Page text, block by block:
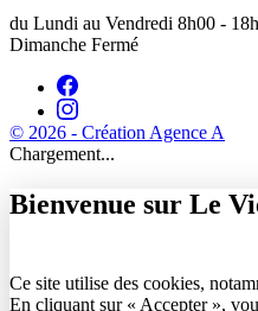
du Lundi au Vendredi 8h00 -
Dimanche Fermé
© 2026 - Création Agence A
Chargement...
Bienvenue sur Le
Ce site utilise des cookies,
En cliquant sur « Accepter »,